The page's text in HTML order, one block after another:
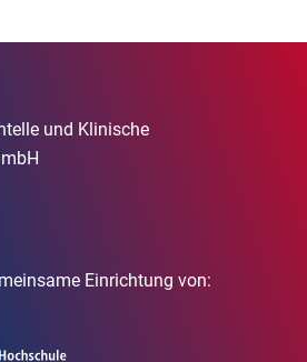
und Klinische
Einrichtung von: